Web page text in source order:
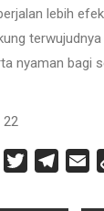
lebih
nyaman bagi
22
Twitter